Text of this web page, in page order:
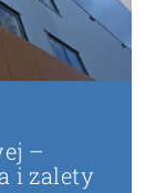
–
i zalety